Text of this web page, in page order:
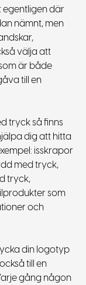
egentligen där
nämnt, men
välja att
är både
till en
tryck så finns
dig att hitta
isskrapor
med tryck,
tryck,
som
och
din logotyp
till en
gång någon